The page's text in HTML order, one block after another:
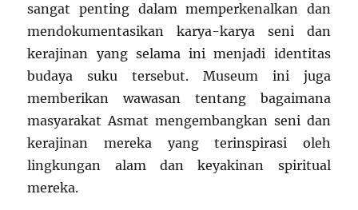
sangat penting dalam memperkenalkan dan
mendokumentasikan karya-karya seni dan
kerajinan yang selama ini menjadi identitas
budaya suku tersebut. Museum ini juga
memberikan wawasan tentang bagaimana
masyarakat Asmat mengembangkan seni dan
kerajinan mereka yang terinspirasi oleh
lingkungan alam dan keyakinan spiritual
mereka.